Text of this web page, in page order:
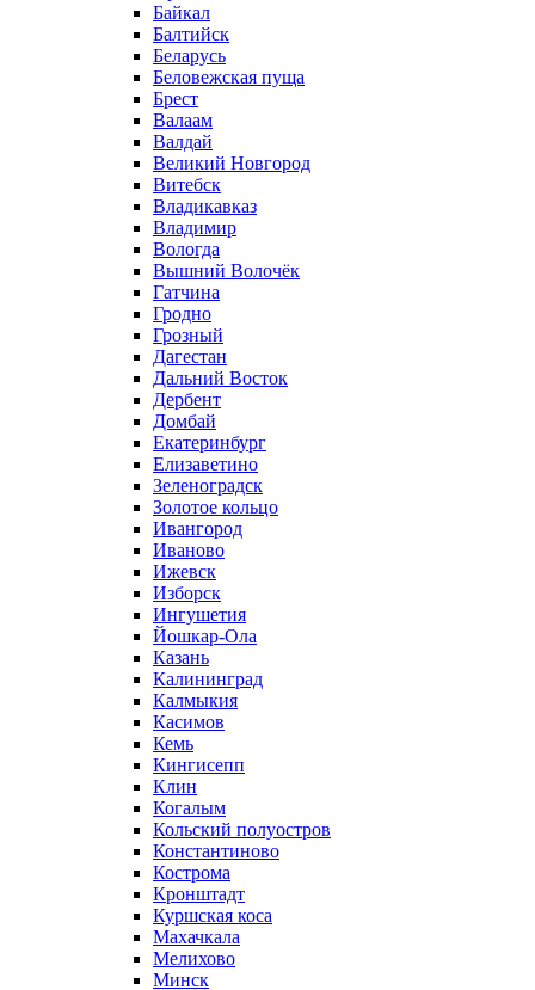
Байкал
Балтийск
Беларусь
Беловежская пуща
Брест
Валаам
Валдай
Великий Новгород
Витебск
Владикавказ
Владимир
Вологда
Вышний Волочёк
Гатчина
Гродно
Грозный
Дагестан
Дальний Восток
Дербент
Домбай
Екатеринбург
Елизаветино
Зеленоградск
Золотое кольцо
Ивангород
Иваново
Ижевск
Изборск
Ингушетия
Йошкар-Ола
Казань
Калининград
Калмыкия
Касимов
Кемь
Кингисепп
Клин
Когалым
Кольский полуостров
Константиново
Кострома
Кронштадт
Куршская коса
Махачкала
Мелихово
Минск